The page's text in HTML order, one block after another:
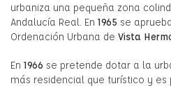
urbaniza una pequeña zona
Andalucía Real. En 1965 se
Ordenación Urbana de Vista
En 1966 se pretende dotar a la
más residencial que turístico y